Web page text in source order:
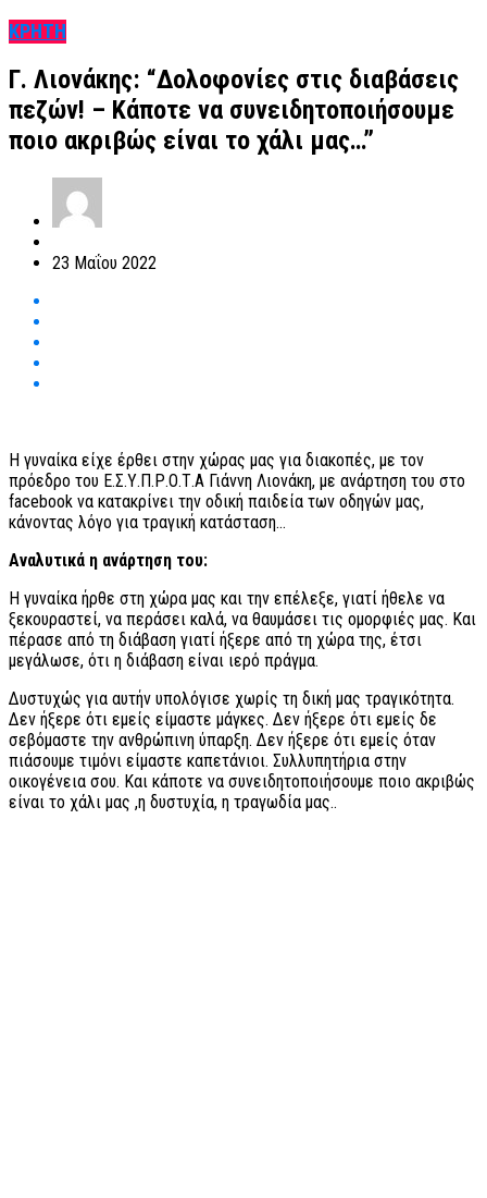
ΚΡΗΤΗ
Γ. Λιονάκης: “Δολοφονίες στις διαβάσεις
πεζών! – Κάποτε να συνειδητοποιήσουμε
ποιο ακριβώς είναι το χάλι μας…”
23 Μαΐου 2022
Η γυναίκα είχε έρθει στην χώρας μας για διακοπές, με τον
πρόεδρο του Ε.Σ.Υ.Π.Ρ.Ο.Τ.Α Γιάννη Λιονάκη, με ανάρτηση του στο
facebook να κατακρίνει την οδική παιδεία των οδηγών μας,
κάνοντας λόγο για τραγική κατάσταση…
Αναλυτικά η ανάρτηση του:
Η γυναίκα ήρθε στη χώρα μας και την επέλεξε, γιατί ήθελε να
ξεκουραστεί, να περάσει καλά, να θαυμάσει τις ομορφιές μας. Και
πέρασε από τη διάβαση γιατί ήξερε από τη χώρα της, έτσι
μεγάλωσε, ότι η διάβαση είναι ιερό πράγμα.
Δυστυχώς για αυτήν υπολόγισε χωρίς τη δική μας τραγικότητα.
Δεν ήξερε ότι εμείς είμαστε μάγκες. Δεν ήξερε ότι εμείς δε
σεβόμαστε την ανθρώπινη ύπαρξη. Δεν ήξερε ότι εμείς όταν
πιάσουμε τιμόνι είμαστε καπετάνιοι. Συλλυπητήρια στην
οικογένεια σου. Και κάποτε να συνειδητοποιήσουμε ποιο ακριβώς
είναι το χάλι μας ,η δυστυχία, η τραγωδία μας..